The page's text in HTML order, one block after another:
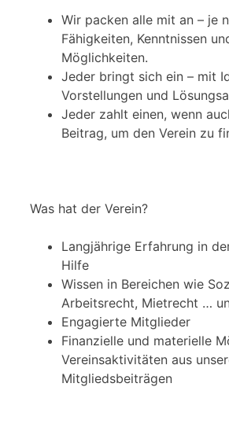
Wir packen alle mit an – je
Fähigkeiten, Kenntnissen
Möglichkeiten.
Jeder bringt sich ein – mit
Vorstellungen und
Jeder zahlt einen, wenn
Beitrag, um den Verein zu
Was hat der Verein?
Langjährige Erfahrung in
Hilfe
Wissen in Bereichen wie
Arbeitsrecht, Mietrecht …
Engagierte Mitglieder
Finanzielle und materielle
Vereinsaktivitäten aus
Mitgliedsbeiträgen